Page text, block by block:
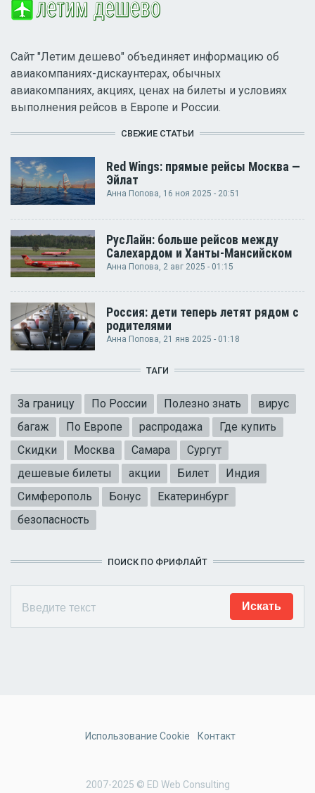
Сайт "Летим дешево" объединяет информацию об
авиакомпаниях-дискаунтерах, обычных
авиакомпаниях, акциях, ценах на билеты и условиях
выполнения рейсов в Европе и России.
СВЕЖИЕ СТАТЬИ
Red Wings: прямые рейсы Москва —
Эйлат
Анна Попова, 16 ноя 2025 - 20:51
РусЛайн: больше рейсов между
Салехардом и Ханты-Мансийском
Анна Попова , 2 авг 2025 - 01:15
Россия: дети теперь летят рядом с
родителями
Анна Попова, 21 янв 2025 - 01:18
ТАГИ
За границу По России Полезно знать
вирус
багаж
По Европе распродажа
Где купить
Скидки
Москва Самара
Сургут
дешевые билеты
акции Билет
Индия
Симферополь
Бонус
Екатеринбург
безопасность
ПОИСК ПО ФРИФЛАЙТ
2007-2025 © ED Web Consulting
Использование Cookie Контакт